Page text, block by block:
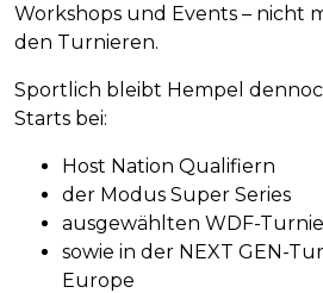
Workshops und Events – nicht
den Turnieren.
Sportlich bleibt Hempel
Starts bei:
Host Nation Qualifiern
der Modus Super Series
ausgewählten WDF-
sowie in der NEXT GEN-
Europe